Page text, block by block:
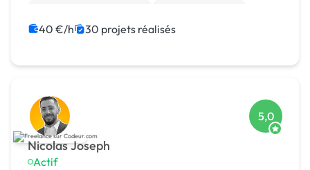
Rédaction
WordPress
40 €/h 30 projets réalisés
Nicolas Joseph
Actif
5,0